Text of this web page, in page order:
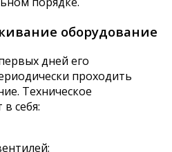
оборудование
дней его
проходить
Техническое
себя: